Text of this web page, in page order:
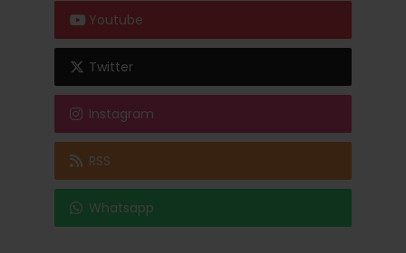
Youtube
Twitter
Instagram
RSS
Whatsapp